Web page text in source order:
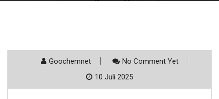
Goochemnet
No Comment Yet
10 Juli 2025